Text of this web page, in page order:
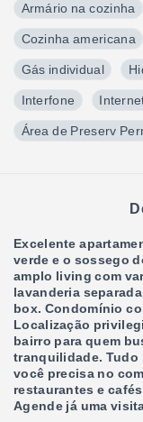
Armário na cozinha
Cozinha americana
Gás individual
Interfone
Área de Preserv
Excelente
verde e o sossego
amplo living com
lavanderia
box. Condomínio
Localização
bairro para quem
tranquilidade. Tudo
você precisa no
restaurantes e
Agende já uma